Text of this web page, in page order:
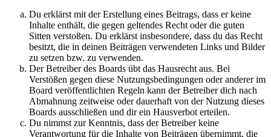
Du erklärst mit der Erstellung eines Beitrags, dass er keine
Inhalte enthält, die gegen geltendes Recht oder die guten
Sitten verstoßen. Du erklärst insbesondere, dass du das Recht
besitzt, die in deinen Beiträgen verwendeten Links und Bilder
zu setzen bzw. zu verwenden.
Der Betreiber des Boards übt das Hausrecht aus. Bei
Verstößen gegen diese Nutzungsbedingungen oder anderer im
Board veröffentlichten Regeln kann der Betreiber dich nach
Abmahnung zeitweise oder dauerhaft von der Nutzung dieses
Boards ausschließen und dir ein Hausverbot erteilen.
Du nimmst zur Kenntnis, dass der Betreiber keine
Verantwortung für die Inhalte von Beiträgen übernimmt, die